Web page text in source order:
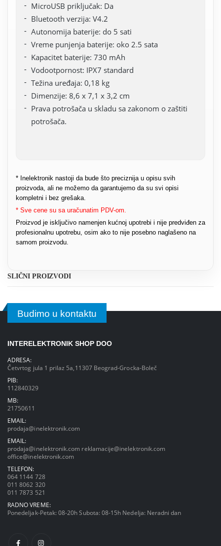
MicroUSB priključak: Da
Bluetooth verzija: V4.2
Autonomija baterije: do 5 sati
Vreme punjenja baterije: oko 2.5 sata
Kapacitet baterije: 730 mAh
Vodootpornost: IPX7 standard
Težina uređaja: 0,18 kg
Dimenzije: 8,6 x 7,1 x 3,2 cm
Prava potrošača u skladu sa zakonom o zaštiti
potrošača.
* Inelektronik nastoji da bude što preciznija u opisu svih
proizvoda, ali ne možemo da garantujemo da su svi opisi
kompletni i bez grešaka.
* Sve cene su sa uračunatim PDV-om.
Proizvod je isključivo namenjen kućnoj upotrebi i nije predviđen za
profesionalnu upotrebu, osim ako to nije posebno naglašeno na
samom proizvodu.
SLIČNI PROIZVODI
Budimo u kontaktu
INTERELEKTRONIK SHOP DOO
ADRESA:
Četvrtog jula 1 prilaz 5a,11307 Beograd-Grocka-Boleč
PIB:
112840329
MB:
21750611
EMAIL:
prodaja@inelektronik.com
EMAIL:
prodaja@inelektronik.com reklamacije@inelektronik.com
office@inelektronik.com
TELEFON:
064 1144 728
011 8062 320
011 7873 521
RADNO VREME:
Ponedeljak-Petak: 08-20h Subota: 08-15h Nedelja: Neradni dan